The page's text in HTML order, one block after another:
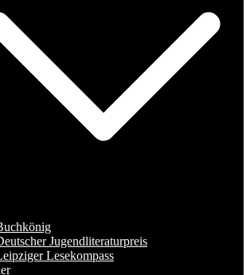
Jugendliteraturpreis
Lesekompass